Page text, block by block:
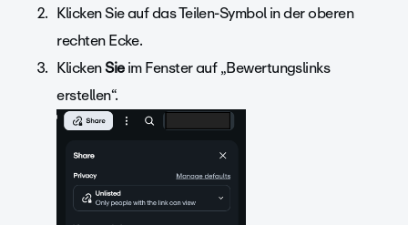
Klicken Sie auf das Teilen-Symbol in der oberen
rechtenEcke.
KlickenSieim Fenster auf „Bewertungslinks
erstellen“.